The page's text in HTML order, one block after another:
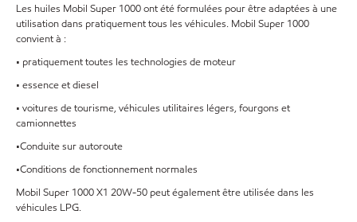
Les huiles Mobil Super 1000 ont été formulées pour être adaptées à une
utilisation dans pratiquement tous les véhicules. Mobil Super 1000
convient à :
• pratiquement toutes les technologies de moteur
• essence et diesel
• voitures de tourisme, véhicules utilitaires légers, fourgons et
camionnettes
•Conduite sur autoroute
•Conditions de fonctionnement normales
Mobil Super 1000 X1 20W-50 peut également être utilisée dans les
véhicules LPG.